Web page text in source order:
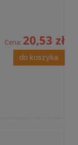
Cena: 20,53 zł
do koszyka